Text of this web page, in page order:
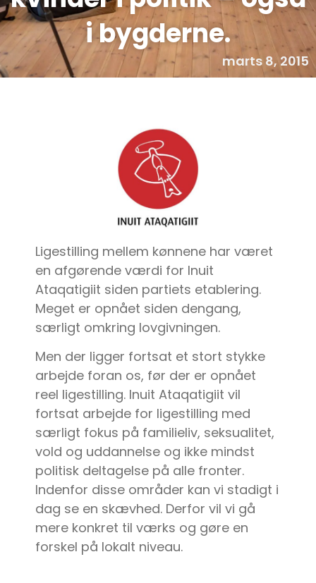
i bygderne.
marts 8, 2015
Ligestilling mellem kønnene har været
en afgørende værdi for Inuit
Ataqatigiit siden partiets etablering.
Meget er opnået siden dengang,
særligt omkring lovgivningen.
Men der ligger fortsat et stort stykke
arbejde foran os, før der er opnået
reel ligestilling. Inuit Ataqatigiit vil
fortsat arbejde for ligestilling med
særligt fokus på familieliv, seksualitet,
vold og uddannelse og ikke mindst
politisk deltagelse på alle fronter.
Indenfor disse områder kan vi stadigt i
dag se en skævhed. Derfor vil vi gå
mere konkret til værks og gøre en
forskel på lokalt niveau.